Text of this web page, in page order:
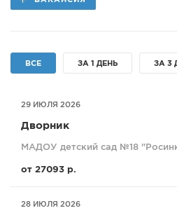
СПРАВКА
ФОТО
ВСЕ ЗА 1 ДЕНЬ ЗА 3
29 ИЮЛЯ 2026
Дворник
МАДОУ детский сад №18
от 27093 р.
28 ИЮЛЯ 2026